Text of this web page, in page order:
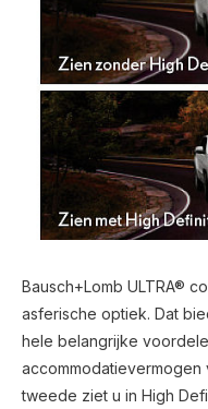
Bausch+Lomb ULTRA®
asferische optiek. Dat
hele belangrijke
tweede ziet u in High